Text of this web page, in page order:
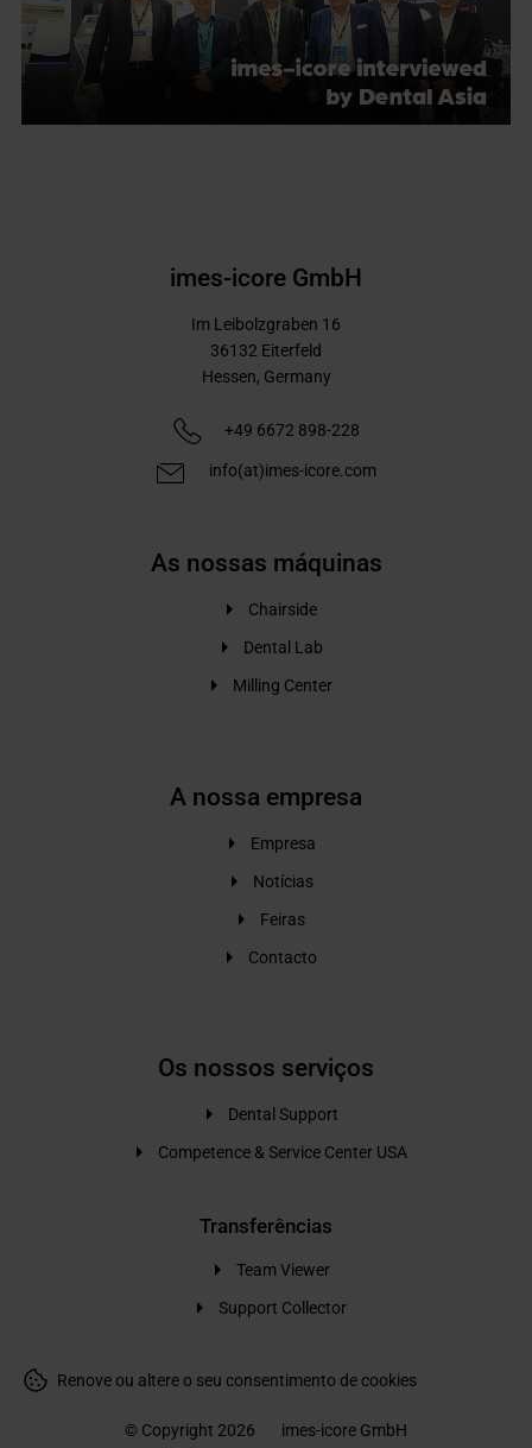
imes-icore GmbH
Im Leibolzgraben 16
36132 Eiterfeld
Hessen, Germany
+49 6672 898-228
info(at)imes-icore.com
As nossas máquinas
Chairside
Dental Lab
Milling Center
A nossa empresa
Empresa
Notícias
Feiras
Contacto
Os nossos serviços
Dental Support
Competence & Service Center USA
Transferências
Team Viewer
Support Collector
Renove ou altere o seu consentimento de cookies
© Copyright 2026 imes-icore GmbH